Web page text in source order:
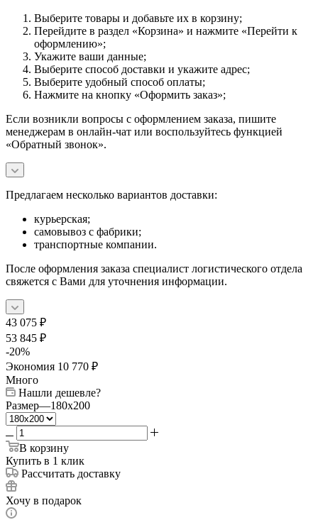
Выберите товары и добавьте их в корзину;
Перейдите в раздел «Корзина» и нажмите «Перейти к
оформлению»;
Укажите ваши данные;
Выберите способ доставки и укажите адрес;
Выберите удобный способ оплаты;
Нажмите на кнопку «Оформить заказ»;
Если возникли вопросы с оформлением заказа, пишите
менеджерам в онлайн-чат или воспользуйтесь функцией
«Обратный звонок».
Предлагаем несколько вариантов доставки:
курьерская;
самовывоз с фабрики;
транспортные компании.
После оформления заказа специалист логистического отдела
свяжется с Вами для уточнения информации.
43 075 ₽
53 845 ₽
-20%
Экономия 10 770 ₽
Много
Нашли дешевле?
Размер—180x200
В корзину
Купить в 1 клик
Рассчитать доставку
Хочу в подарок